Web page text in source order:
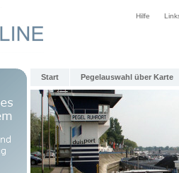
Hilfe
Start Pegelauswahl über Karte